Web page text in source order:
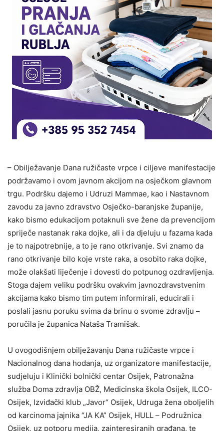
– Obilježavanje Dana ružičaste vrpce i ciljeve manifestacije
podržavamo i ovom javnom akcijom na osječkom glavnom
trgu. Podršku dajemo i Udruzi Mammae, kao i Nastavnom
zavodu za javno zdravstvo Osječko-baranjske županije,
kako bismo edukacijom potaknuli sve žene da prevencijom
spriječe nastanak raka dojke, ali i da djeluju u fazama kada
je to najpotrebnije, a to je rano otkrivanje. Svi znamo da
rano otkrivanje bilo koje vrste raka, a osobito raka dojke,
može olakšati liječenje i dovesti do potpunog ozdravljenja.
Stoga dajem veliku podršku ovakvim javnozdravstvenim
akcijama kako bismo tim putem informirali, educirali i
poslali jasnu poruku svima da brinu o svome zdravlju –
poručila je županica Nataša Tramišak.
U ovogodišnjem obilježavanju Dana ružičaste vrpce i
Nacionalnog dana hodanja, uz organizatore manifestacije,
sudjeluju i Klinički bolnički centar Osijek, Patronažna
služba Doma zdravlja OBŽ, Medicinska škola Osijek, ILCO-
Osijek, Izviđački klub „Javor“ Osijek, Udruga žena oboljelih
od karcinoma jajnika “JA KA” Osijek, HULL – Podružnica
Osijek, uz potporu medija, zainteresiranih građana, te